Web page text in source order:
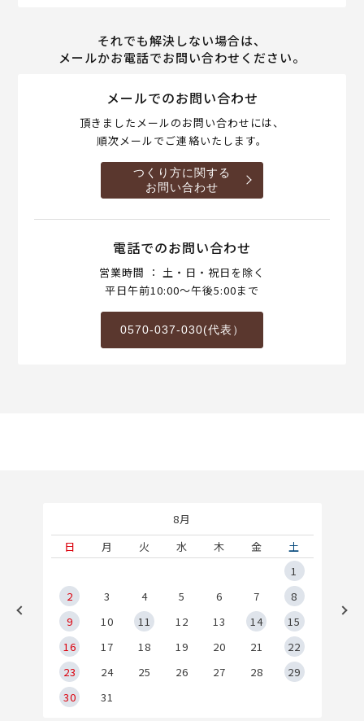
それでも解決しない場合は、
メールかお電話でお問い合わせください。
メールでのお問い合わせ
頂きましたメールのお問い合わせには、
順次メールでご連絡いたします。
つくり方に関する
お問い合わせ
電話でのお問い合わせ
営業時間 ： 土・日・祝日を除く
平日午前10:00～午後5:00まで
0570-037-030(代表）
8月
日
月 火 水 木 金
土
1
2
3 4 5 6 7
8
9
10 11 12 13 14
15
16
17 18 19 20 21
22
23
24 25 26 27 28
29
30
31